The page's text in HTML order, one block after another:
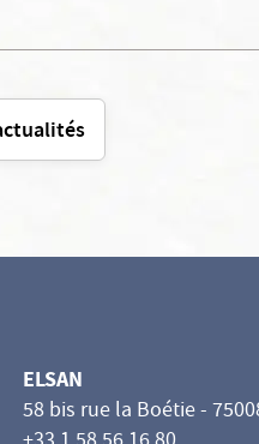
ELSAN
58 bis rue la Boétie -